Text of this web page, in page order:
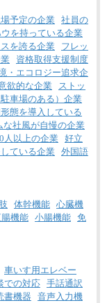
予定の企業 社員の
を持っている企業
を誇る企業
フレッ
資格取得支援制度
・エコロジー追求企
欲的な企業
ストッ
車場のある）企業
態を導入している
な社風が自慢の企業
人以上の企業 好立
ている企業 外国語
体幹機能 心臓機
機能 小腸機能 免
車いす用エレベー
での対応 手話通訳
書機器
音声入力機